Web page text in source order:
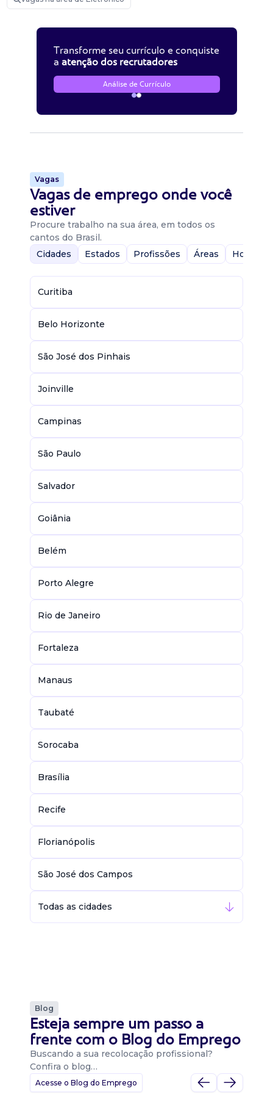
Transforme seu currículo e conquiste
a atenção dos recrutadores
Análise de Currículo
Vagas
Vagas de emprego onde você
estiver
Procure trabalho na sua área, em todos os
cantos do Brasil.
Cidades
Estados Profissões Áreas Home-
Curitiba
Belo Horizonte
São José dos Pinhais
Joinville
Campinas
São Paulo
Salvador
Goiânia
Belém
Porto Alegre
Rio de Janeiro
Fortaleza
Manaus
Taubaté
Sorocaba
Brasília
Recife
Florianópolis
São José dos Campos
Todas as cidades
Blog
Esteja sempre um passo a
frente com o Blog do Emprego
Buscando a sua recolocação profissional?
Confira o blog…
Acesse o Blog do Emprego